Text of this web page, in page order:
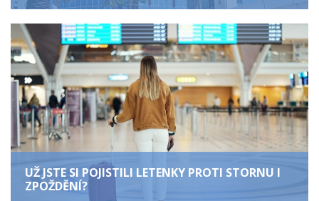
UŽ JSTE SI POJISTILI LETENKY PROTI STORNU I
ZPOŽDĚNÍ?